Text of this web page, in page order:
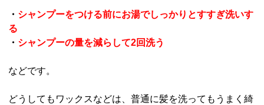
・ シャンプーをつける前にお湯でしっかりとすすぎ洗いす
る
・ シャンプーの量を減らして2回洗う
などです。
どうしてもワックスなどは、普通に髪を洗ってもうまく綺